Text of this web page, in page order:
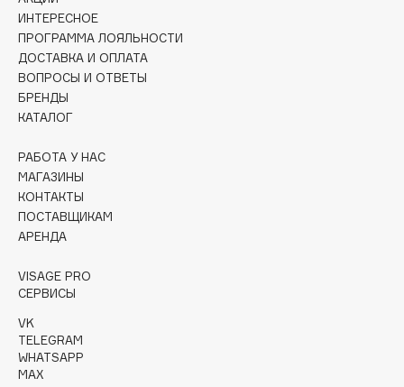
Collagenina
Consly
Corimo
CosRX
Cunzite
Curaprox
d'Alba
DARLING*
Darphin
ИНТЕРЕСНОЕ
ПРОГРАММА ЛОЯЛЬНОСТИ
ДОСТАВКА И ОПЛАТА
ВОПРОСЫ И ОТВЕТЫ
БРЕНДЫ
КАТАЛОГ
РАБОТА У НАС
МАГАЗИНЫ
КОНТАКТЫ
ПОСТАВЩИКАМ
АРЕНДА
VISAGE PRO
СЕРВИСЫ
VK
TELEGRAM
WHATSAPP
MAX